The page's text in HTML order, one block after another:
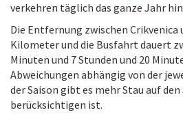
verkehren täglich das ganze Jahr
Die Entfernung zwischen
Kilometer und die Busfahrt dauert
Minuten und 7 Stunden und 20
Abweichungen abhängig von der
der Saison gibt es mehr Stau auf
berücksichtigen ist.